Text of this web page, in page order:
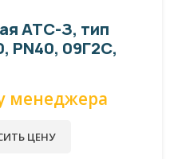
АТС-З, тип
PN40, 09Г2С,
менеджера
ЦЕНУ